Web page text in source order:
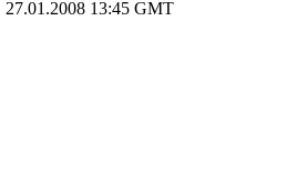
27.01.2008 13:45 GMT